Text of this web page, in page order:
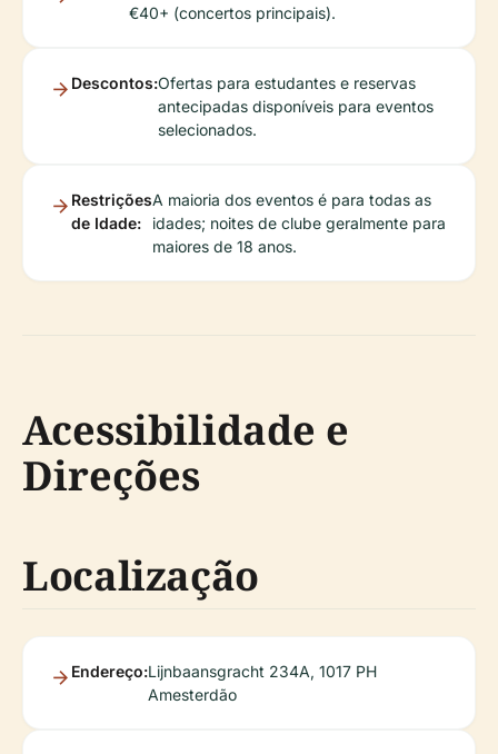
€40+ (concertos principais).
Descontos:Ofertas para estudantes e reservas
antecipadas disponíveis para eventos
selecionados.
Restrições
de Idade:
A maioria dos eventos é para todas as
idades; noites de clube geralmente para
maiores de 18 anos.
Acessibilidade e
Direções
Localização
Endereço:Lijnbaansgracht 234A, 1017 PH
Amesterdão